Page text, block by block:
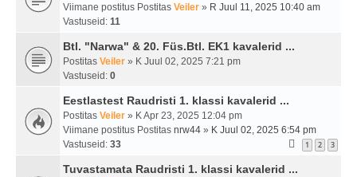
Viimane postitus Postitas Veiler » R Juul 11, 2025 10:40 am
Vastuseid: 11
Btl. "Narwa" & 20. Füs.Btl. EK1 kavalerid ...
Postitas Veiler » K Juul 02, 2025 7:21 pm
Vastuseid: 0
Eestlastest Raudristi 1. klassi kavalerid ...
Postitas Veiler » K Apr 23, 2025 12:04 pm
Viimane postitus Postitas nrw44 » K Juul 02, 2025 6:54 pm
Vastuseid: 33 1 2 3
Tuvastamata Raudristi 1. klassi kavalerid ...